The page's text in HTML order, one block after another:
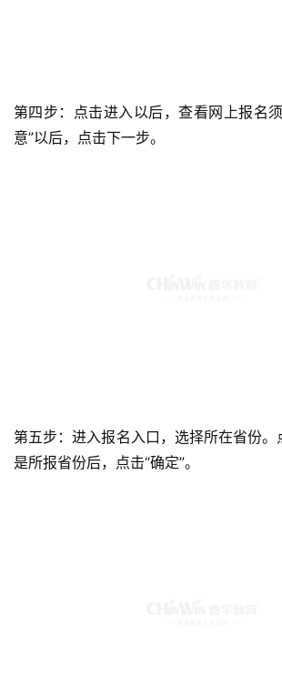
第四步：点击进入以后，查看网上报名
意”以后，点击下一步。
第五步：进入报名入口，选择所在省份。
是所报省份后，点击“确定”。